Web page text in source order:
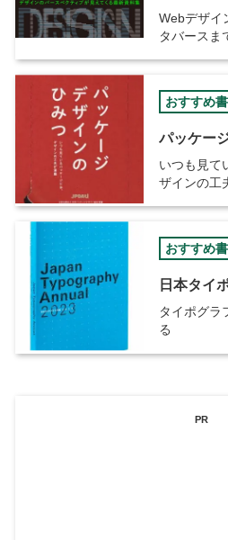
Webデザイ
タバースま
おすすめ
パッケー
いつも見て
ザインの工
おすすめ
日本タイ
タイポグラ
る
PR